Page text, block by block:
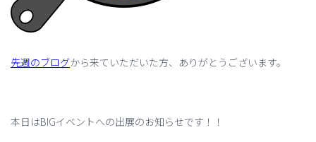
先週のブログから来ていただいた方、ありがとうございます。
本日はBIGイベントへの出展のお知らせです！！